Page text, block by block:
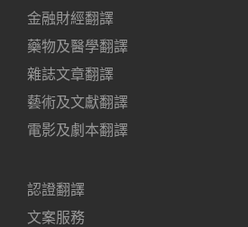
金融財經翻譯
藥物及醫學翻譯
雜誌文章翻譯
藝術及文獻翻譯
電影及劇本翻譯
認證翻譯
文案服務